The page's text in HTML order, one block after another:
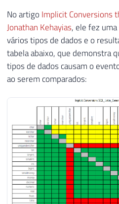
No artigo Implicit Conversions
Jonathan Kehayias, ele fez
vários tipos de dados e o
tabela abaixo, que demonstra
tipos de dados causam o
ao serem comparados: